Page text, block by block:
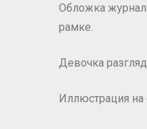
Обложка
рамке.
Девочка
Иллюстрация на